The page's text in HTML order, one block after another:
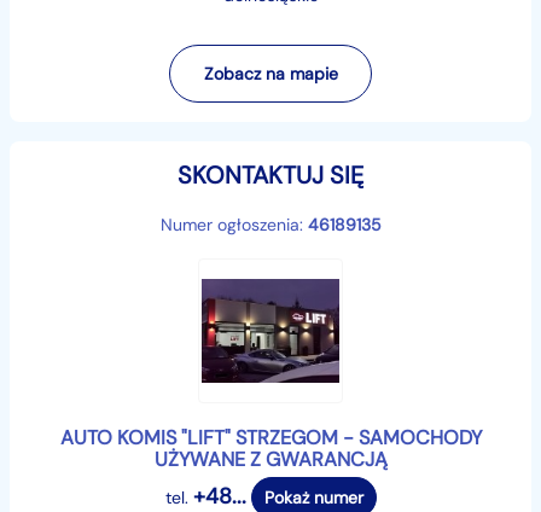
( W ciągłej sprzedaży posiadamy ponad 250
- El. Podgrzewane Lusterka
- Klimatronik Trzystrefowy
- Tempomat aktywny
- Reflektory FUL LED
- Światła do jazdy dziennej LED
- Tylne światła w technologii LED
- Kubełkowe fotele
- Skrzynia 6 biegowa
- Zestaw głośnomówiący
Zobacz na mapie
SKONTAKTUJ SIĘ
Numer ogłoszenia: 46189135
AUTO KOMIS "LIFT" STRZEGOM - SAMOCHODY
UŻYWANE Z GWARANCJĄ
tel. +48... Pokaż numer